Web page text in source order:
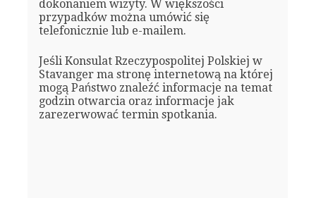
dokonaniem wizyty. W większości
przypadków można umówić się
telefonicznie lub e-mailem.
Jeśli Konsulat Rzeczypospolitej Polskiej w
Stavanger ma stronę internetową na której
mogą Państwo znaleźć informacje na temat
godzin otwarcia oraz informacje jak
zarezerwować termin spotkania.